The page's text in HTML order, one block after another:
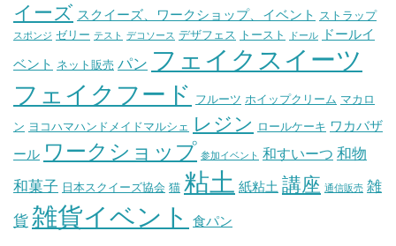
イーズ スクイーズ、ワークショップ、イベント ストラップ
スポンジ ゼリー テスト デコソース デザフェス トースト ドール ドールイ
ベント ネット販売 パン フェイクスイーツ
フェイクフード フルーツ ホイップクリーム マカロ
ン ヨコハマハンドメイドマルシェ レジン ロールケーキ ワカバザ
ール ワークショップ 参加イベント 和すいーつ 和物
和菓子 日本スクイーズ協会 猫 粘土 紙粘土 講座 通信販売 雑
貨 雑貨イベント 食パン